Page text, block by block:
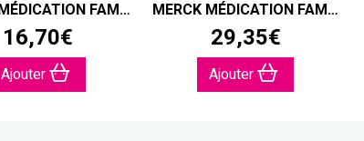
MERCK MÉDICATION FAMILIALE
16,70€
Ajouter
MERCK MÉDICATION FAMILIALE
29,35€
Ajouter